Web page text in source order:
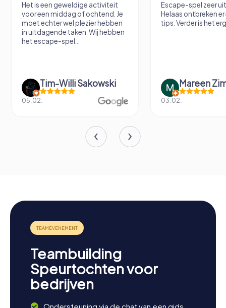
Het is een geweldige activiteit
voor een middag of ochtend. Je
moet echter wel plezier hebben
in uitdagende taken. Wij hebben
het escape-spel...
Tim-Willi Sakowski
05.02.
Escape-spel zeer
Helaas ontbreken er
tips. Verder is het
Mareen
03.02.
Teambuilding
Speurtochten voor
bedrijven